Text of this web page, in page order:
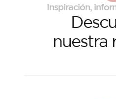
Revista ORSOL
Inspírese descubriendo
texturas de ORSOL.
Inspiración,
nuestra